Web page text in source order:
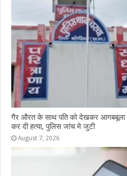
गैर औरत के साथ पति को देखकर आगबबूला
कर दी हत्या, पुलिस जांच मे जुटी
August 7, 2026